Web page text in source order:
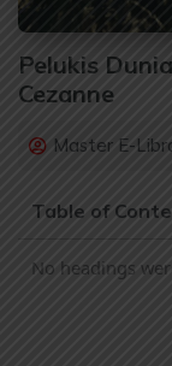
Pelukis
Cezanne
Master E-
Table of
No headings